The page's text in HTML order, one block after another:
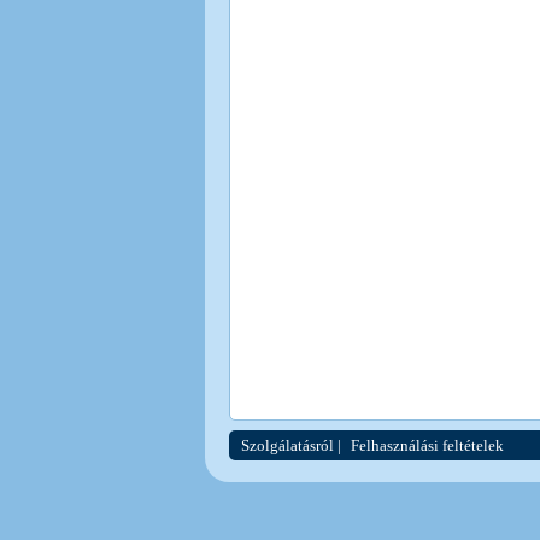
Szolgálatásról | Felhasználási feltételek